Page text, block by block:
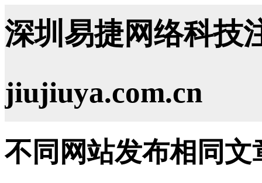
深圳易捷网络科技
jiujiuya.com.cn
不同网站发布相同